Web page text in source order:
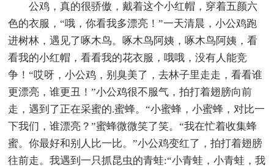
公鸡，真的很骄傲，戴着这个小红帽，穿着五颜六
色的衣服，“哦，你看我多漂亮！”一天清晨，小公鸡跑
进树林，遇见了啄木鸟。啄木鸟阿姨，啄木鸟阿姨，看
看我的小红帽，看看我的花衣服，哦哦，没有人能竞
争！“哎呀，小公鸡，别臭美了，去林子里走走，看看谁
更漂亮，谁更丑！”小公鸡很不服气，拍打着翅膀向前
走，遇到了正在采蜜的.蜜蜂。“小蜜蜂，小蜜蜂，对比一
下我们，谁漂亮？”蜜蜂微微笑了笑。“我在忙着收集蜂
蜜。你最好和别人比一比。”小公鸡变红了，拍打着翅膀
往前走。我遇到一只抓昆虫的青蛙:“小青蛙，小青蛙，我